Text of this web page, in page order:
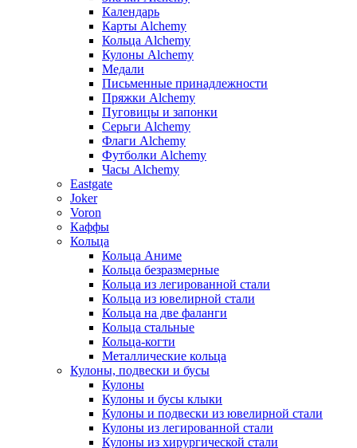
Календарь
Карты Alchemy
Кольца Alchemy
Кулоны Alchemy
Медали
Письменные принадлежности
Пряжки Alchemy
Пуговицы и запонки
Серьги Alchemy
Флаги Alchemy
Футболки Alchemy
Часы Alchemy
Eastgate
Joker
Voron
Каффы
Кольца
Кольца Аниме
Кольца безразмерные
Кольца из легированной стали
Кольца из ювелирной стали
Кольца на две фаланги
Кольца стальные
Кольца-когти
Металлические кольца
Кулоны, подвески и бусы
Кулоны
Кулоны и бусы клыки
Кулоны и подвески из ювелирной стали
Кулоны из легированной стали
Кулоны из хирургической стали